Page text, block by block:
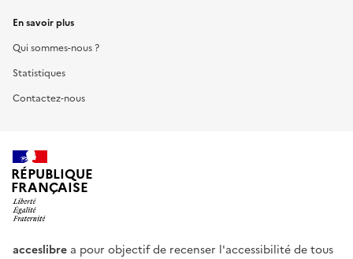
En savoir plus
Qui sommes-nous ?
Statistiques
Contactez-nous
RÉPUBLIQUE
FRANÇAISE
acceslibre a pour objectif de recenser l'accessibilité de tous